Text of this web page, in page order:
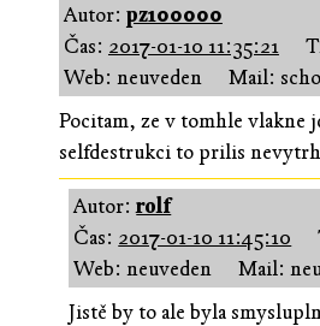
Autor: pz100000
Čas: 2017-01-10 11:35:21
Web: neuveden
Mail:
Pocitam, ze v tomhle vlakne
selfdestrukci to prilis
Autor:rolf
Čas: 2017-01-10 11:45:10
Web: neuveden
Mail:
Jistě by to ale byla